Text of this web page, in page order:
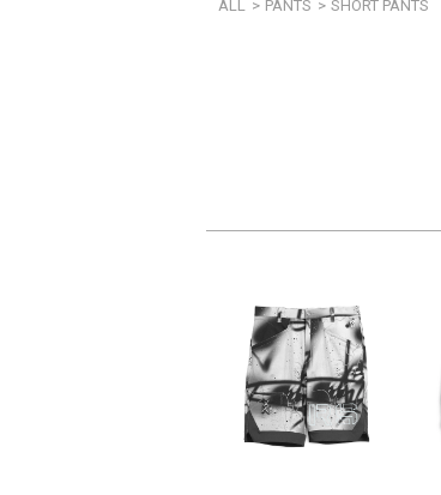
ALL > PANTS > SHORT PANTS